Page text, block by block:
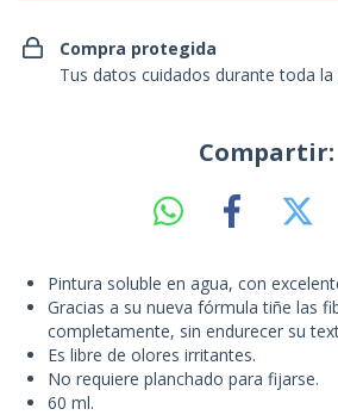
Compra protegida
Tus datos cuidados durante toda la
Compartir:
Pintura soluble en agua, con
Gracias a su nueva fórmula tiñe las
completamente, sin endurecer su
Es libre de olores irritantes.
No requiere planchado para fijarse.
60 ml.